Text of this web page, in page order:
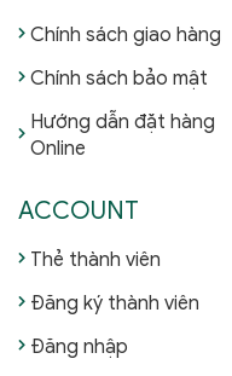
Chính sách giao hàng
Chính sách bảo mật
Hướng dẫn đặt hàng
Online
ACCOUNT
Thẻ thành viên
Đăng ký thành viên
Đăng nhập